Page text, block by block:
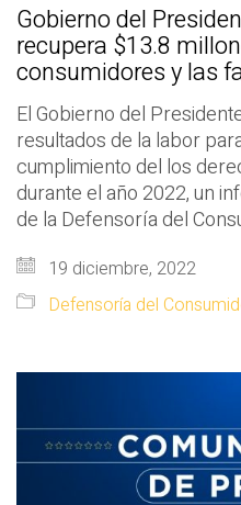
Gobierno del
recupera $13.8
consumidores y las
El Gobierno del
resultados de la labor
cumplimiento del los
durante el año 2022, un
de la Defensoría del
19 diciembre, 2022
Defensoría del